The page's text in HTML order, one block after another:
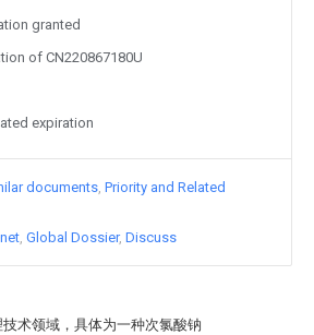
术领域，具体为一种次氯酸钠
granted
of CN220867180U
expiration
documents Priority and Related
Global Dossier Discuss